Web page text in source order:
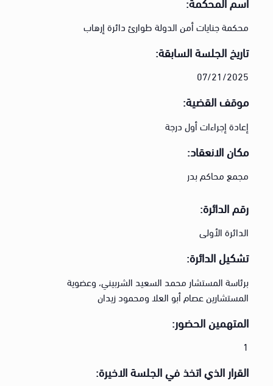
محكمة جنايات أمن الدولة طوارئ دائرة إرهاب
تاريخ الجلسة السابقة:
07/21/2025
موقف القضية:
إعادة إجراءات أول درجة
مكان الانعقاد:
مجمع محاكم بدر
رقم الدائرة:
الدائرة الأولى
تشكيل الدائرة:
برئاسة المستشار محمد السعيد الشربيني، وعضوية
المستشارين عصام أبو العلا ومحمود زيدان
المتهمين الحضور:
1
القرار الذي اتخذ في الجلسة الاخيرة: